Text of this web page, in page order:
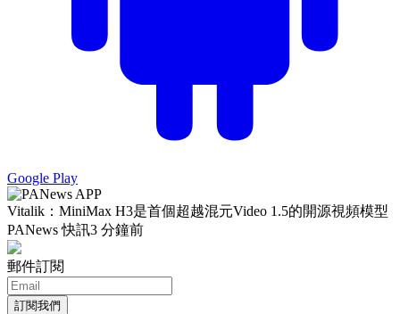
Google Play
Vitalik：MiniMax H3是首個超越混元Video 1.5的開源視頻模型
PANews 快訊3 分鐘前
郵件訂閱
訂閱我們